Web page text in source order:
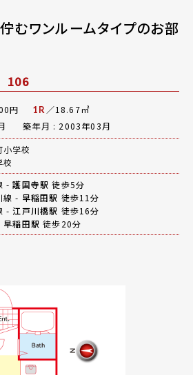
むワンルームタイプのお部
106
円 1R ／18.67㎡
築年月 : 2003年03月
小学校
校
-護国寺駅 徒歩5分
線 - 早稲田駅 徒歩11分
-江戸川橋駅 徒歩16分
早稲田駅 徒歩20分